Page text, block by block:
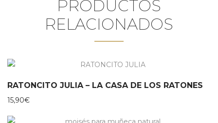
PRODUCTOS
RELACIONADOS
RATONCITO JULIA – LA CASA DE LOS RATONES
15,90€